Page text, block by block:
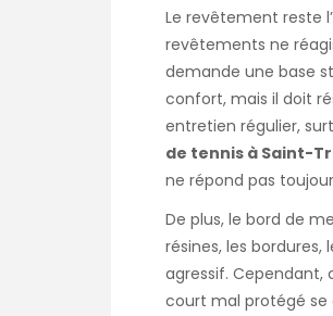
Le revêtement reste
revêtements ne
demande une base
confort, mais il doit
entretien régulier,
de tennis à Saint-
ne répond pas
De plus, le bord de
résines, les
agressif. Cependant,
court mal protégé se